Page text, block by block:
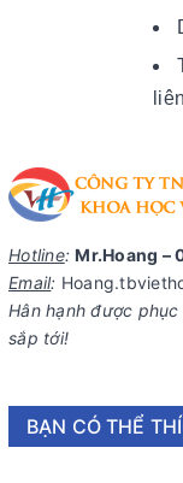
Hotline: Mr.Hoang –
Email:
Hân hạnh được
sắp tới!
BẠN CÓ THỂ